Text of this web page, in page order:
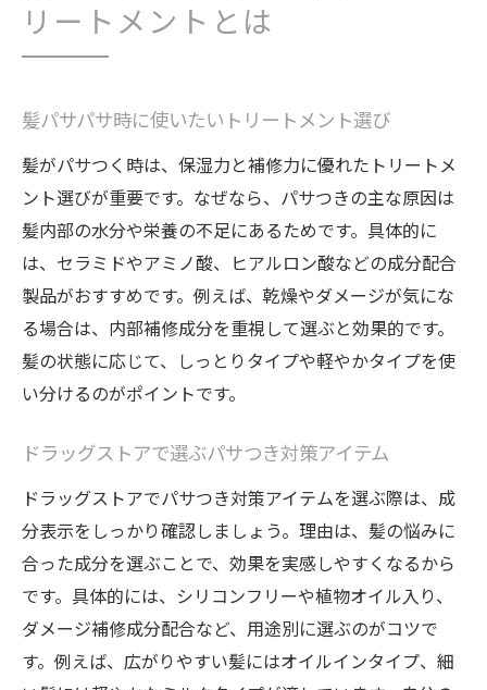
リートメントとは
髪パサパサ時に使いたいトリートメント選び
髪がパサつく時は、保湿力と補修力に優れたトリートメ
ント選びが重要です。なぜなら、パサつきの主な原因は
髪内部の水分や栄養の不足にあるためです。具体的に
は、セラミドやアミノ酸、ヒアルロン酸などの成分配合
製品がおすすめです。例えば、乾燥やダメージが気にな
る場合は、内部補修成分を重視して選ぶと効果的です。
髪の状態に応じて、しっとりタイプや軽やかタイプを使
い分けるのがポイントです。
ドラッグストアで選ぶパサつき対策アイテム
ドラッグストアでパサつき対策アイテムを選ぶ際は、成
分表示をしっかり確認しましょう。理由は、髪の悩みに
合った成分を選ぶことで、効果を実感しやすくなるから
です。具体的には、シリコンフリーや植物オイル入り、
ダメージ補修成分配合など、用途別に選ぶのがコツで
す。例えば、広がりやすい髪にはオイルインタイプ、細